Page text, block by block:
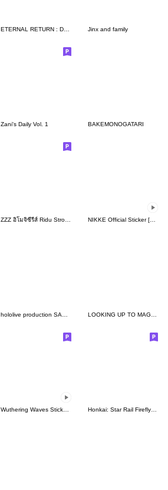
Jinx and family
Zani's Daily Vol. 1 BAKEMONOGATARI
NIKKE Official Sticker [7th Batch]
Wuthering Waves Stickers: Rinascita Ver. Honkai: Star Rail Firefly Sticker pack